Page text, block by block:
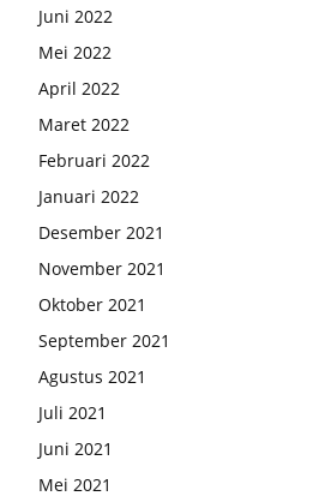
Juni 2022
Mei 2022
April 2022
Maret 2022
Februari 2022
Januari 2022
Desember 2021
November 2021
Oktober 2021
September 2021
Agustus 2021
Juli 2021
Juni 2021
Mei 2021